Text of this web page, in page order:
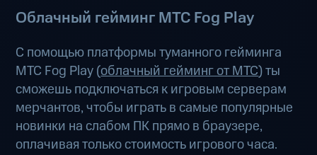
Облачный гейминг МТС Fog Play
С помощью платформы туманного гейминга
МТС Fog Play (облачный гейминг от МТС) ты
сможешь подключаться к игровым серверам
мерчантов, чтобы играть в самые популярные
новинки на слабом ПК прямо в браузере,
оплачивая только стоимость игрового часа.